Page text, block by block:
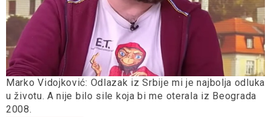
Marko Vidojković: Odlazak iz Srbije mi je najbolja odluka
u životu. A nije bilo sile koja bi me oterala iz Beograda
2008.